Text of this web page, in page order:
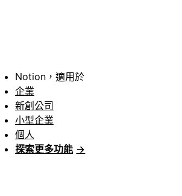
Notion，適用於
企業
新創公司
小型企業
個人
探索更多功能 →